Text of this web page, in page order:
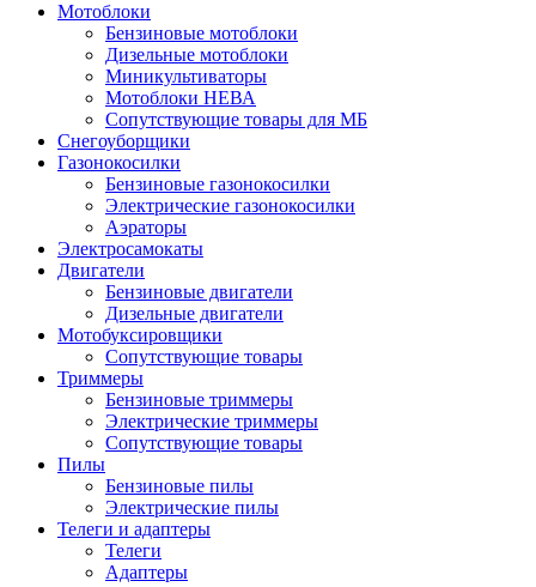
Мотоблоки
Бензиновые мотоблоки
Дизельные мотоблоки
Миникультиваторы
Мотоблоки НЕВА
Сопутствующие товары для МБ
Снегоуборщики
Газонокосилки
Бензиновые газонокосилки
Электрические газонокосилки
Аэраторы
Электросамокаты
Двигатели
Бензиновые двигатели
Дизельные двигатели
Мотобуксировщики
Сопутствующие товары
Триммеры
Бензиновые триммеры
Электрические триммеры
Сопутствующие товары
Пилы
Бензиновые пилы
Электрические пилы
Телеги и адаптеры
Телеги
Адаптеры